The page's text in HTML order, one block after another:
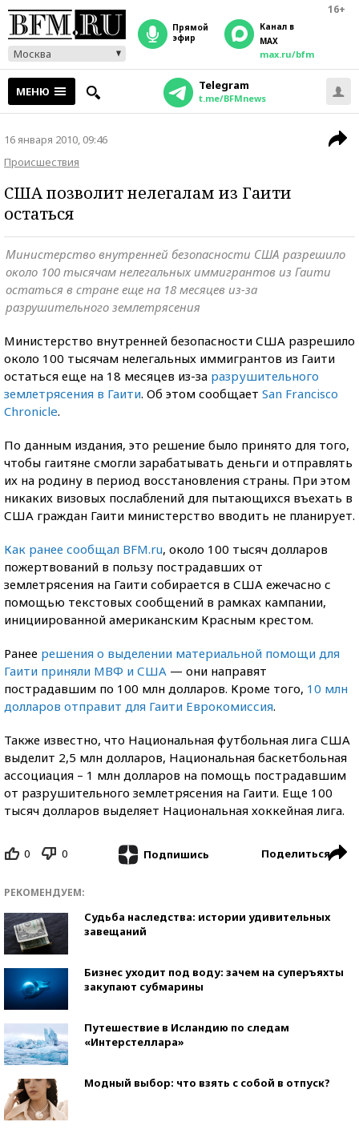
16+
Москва
прямой
эфир
Канал в
MAX
max.ru/bfm
МЕНЮ Telegram
t.me/BFMnews
16 января 2010, 09:46
Происшествия
США позволит нелегалам из Гаити
остаться
Министерство внутренней безопасности США разрешило
около 100 тысячам нелегальных иммигрантов из Гаити
остаться в стране еще на 18 месяцев из-за
разрушительного землетрясения
Министерство внутренней безопасности США разрешило
около 100 тысячам нелегальных иммигрантов из Гаити
остаться еще на 18 месяцев из-за разрушительного
землетрясения в Гаити. Об этом сообщает San Francisco
Chronicle.
По данным издания, это решение было принято для того,
чтобы гаитяне смогли зарабатывать деньги и отправлять
их на родину в период восстановления страны. При этом
никаких визовых послаблений для пытающихся въехать в
США граждан Гаити министерство вводить не планирует.
Как ранее сообщал BFM.ru, около 100 тысяч долларов
пожертвований в пользу пострадавших от
землетрясения на Гаити собирается в США ежечасно с
помощью текстовых сообщений в рамках кампании,
инициированной американским Красным крестом.
Ранее решения о выделении материальной помощи для
Гаити приняли МВФ и США — они направят
пострадавшим по 100 млн долларов. Кроме того, 10 млн
долларов отправит для Гаити Еврокомиссия.
Также известно, что Национальная футбольная лига США
выделит 2,5 млн долларов, Национальная баскетбольная
ассоциация – 1 млн долларов на помощь пострадавшим
от разрушительного землетрясения на Гаити. Еще 100
тысяч долларов выделяет Национальная хоккейная лига.
0 0 Подпишись Поделиться
РЕКОМЕНДУЕМ:
Судьба наследства: истории удивительных
завещаний
Бизнес уходит под воду: зачем на суперъяхты
закупают субмарины
Путешествие в Исландию по следам
«Интерстеллара»
Модный выбор: что взять с собой в отпуск?